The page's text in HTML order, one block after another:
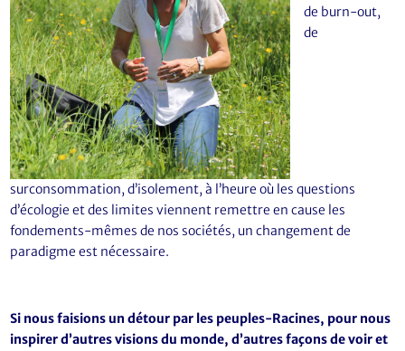
de burn-out,
de
surconsommation, d’isolement, à l’heure où les questions
d’écologie et des limites viennent remettre en cause les
fondements-mêmes de nos sociétés, un changement de
paradigme est nécessaire.
Si nous faisions un détour par les peuples-Racines, pour nous
inspirer d’autres visions du monde, d’autres façons de voir et